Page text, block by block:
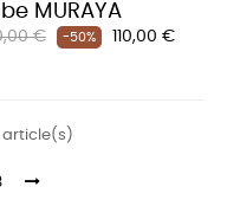
MURAYA
€ -50% Prix
110,00 €
article(s)